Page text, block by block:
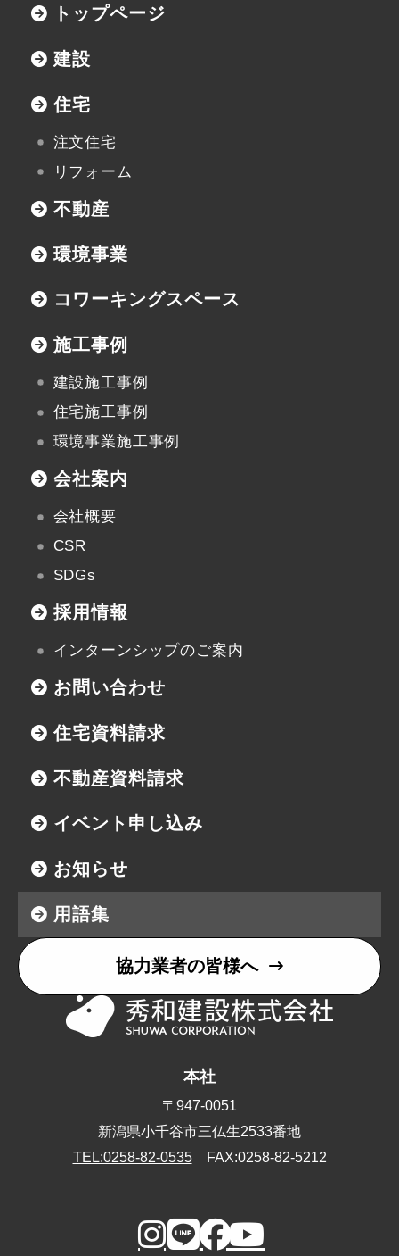
用語集
新潟県小千谷市三仏生2533番地
トップページ
建設
住宅
注文住宅
リフォーム
不動産
環境事業
コワーキングスペース
施工事例
建設施工事例
住宅施工事例
環境事業施工事例
会社案内
会社概要
CSR
SDGs
採用情報
インターンシップのご案内
お問い合わせ
住宅資料請求
不動産資料請求
イベント申し込み
お知らせ
用語集
協力業者の皆様へ
本社
〒947-0051
新潟県小千谷市三仏生2533番地
TEL:0258-82-0535FAX:0258-82-5212